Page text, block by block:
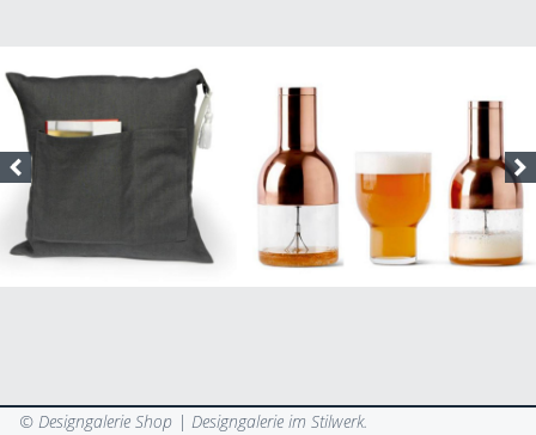
© Designgalerie Shop | Designgalerie im Stilwerk.